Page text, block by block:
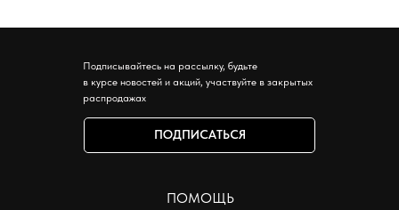
Подписывайтесь на рассылку, будьте
в курсе новостей и акций, участвуйте в закрытых
распродажах
ПОДПИСАТЬСЯ
ПОМОЩЬ